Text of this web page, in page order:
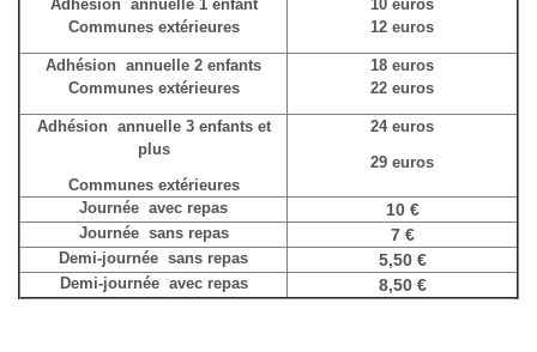
Adhésion annuelle 1 enfant
Communes extérieures
10 euros
12 euros
Adhésion annuelle 2 enfants
Communes extérieures
18 euros
22 euros
Adhésion annuelle 3 enfants et
plus
Communes extérieures
24 euros
29 euros
Journée avec repas 10 €
Journée sans repas 7 €
Demi-journée sans repas 5,50 €
Demi-journée avec repas 8,50 €